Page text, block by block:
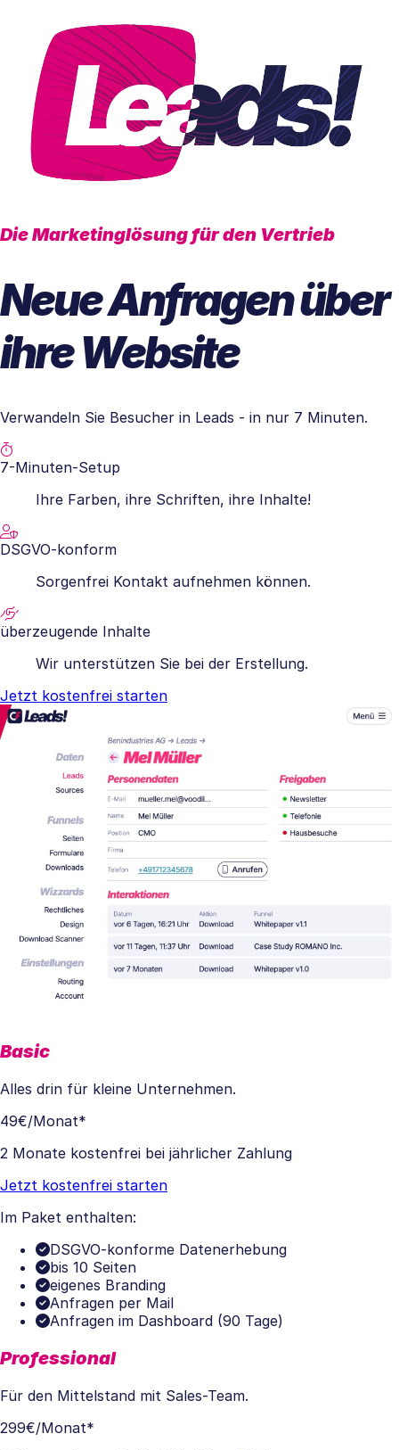
Die Marketinglösung für den Vertrieb
Neue Anfragen über
ihre Website
Verwandeln Sie Besucher in Leads - in nur 7 Minuten.
7-Minuten-Setup
Ihre Farben, ihre Schriften, ihre Inhalte!
DSGVO-konform
Sorgenfrei Kontakt aufnehmen können.
überzeugende Inhalte
Wir unterstützen Sie bei der Erstellung.
Jetzt kostenfrei starten
Basic
Alles drin für kleine Unternehmen.
49€/Monat*
2 Monate kostenfrei bei jährlicher Zahlung
Jetzt kostenfrei starten
Im Paket enthalten:
DSGVO-konforme Datenerhebung
bis 10 Seiten
eigenes Branding
Anfragen per Mail
Anfragen im Dashboard (90 Tage)
Professional
Für den Mittelstand mit Sales-Team.
299€/Monat*